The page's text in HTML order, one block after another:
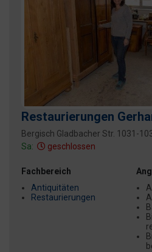
Restaurierungen
Bergisch Gladbacher Str. 1031-
Sa:
geschlossen
Fachbereich
Antiquitäten
Restaurierungen